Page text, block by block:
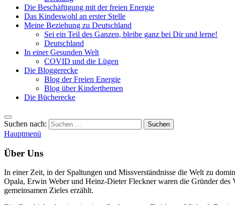
Die Beschäftigung mit der freien Energie
Das Kindeswohl an erster Stelle
Meine Beziehung zu Deutschland
Sei ein Teil des Ganzen, bleibe ganz bei Dir und lerne!
Deutschland
In einer Gesunden Welt
COVID und die Lügen
Die Bloggerecke
Blog der Freien Energie
Blog über Kinderthemen
Die Bücherecke
Suchen nach:
Hauptmenü
Über Uns
In einer Zeit, in der Spaltungen und Missverständnisse die Welt zu
Opala, Erwin Weber und Heinz-Dieter Fleckner waren die Gründer
gemeinsamen Zieles erzählt.